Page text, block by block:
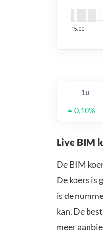
1u
0,10%
Live BIM
De BIM
De koers is
is de
kan. De
meer